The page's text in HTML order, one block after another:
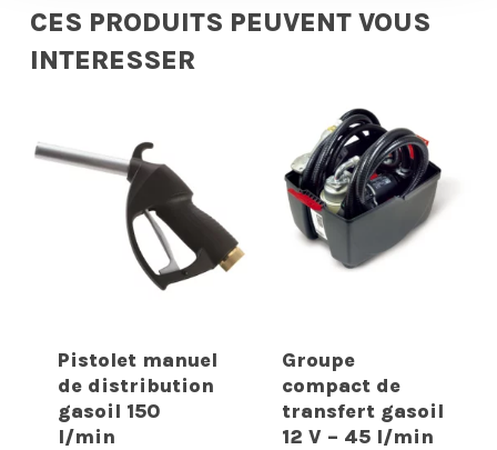
CES PRODUITS PEUVENT VOUS
INTERESSER
Pistolet manuel
de distribution
gasoil 150
l/min
Groupe
compact de
transfert gasoil
12 V – 45 l/min